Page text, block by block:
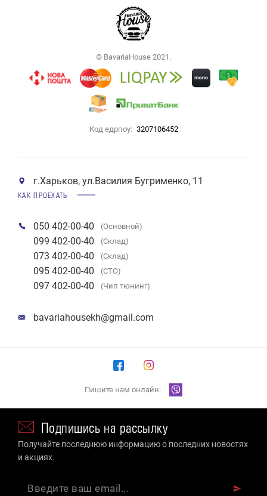
© BavariaHouse 2021.
Код едрпоу: 3207106452
г.Харьков, ул.Василия Бугрименко, 11
КАК ПРОЕХАТЬ
050 402-00-40 (Основной)
099 402-00-40 (Склад)
073 402-00-40 (Склад)
095 402-00-40 (СТО)
097 402-00-40 (Чип тюнинг)
bavariahousekh@gmail.com
Пишите нам онлайн:
Подпишись на рассылку
Получайте последнюю информацию о последних новостях
и акциях.